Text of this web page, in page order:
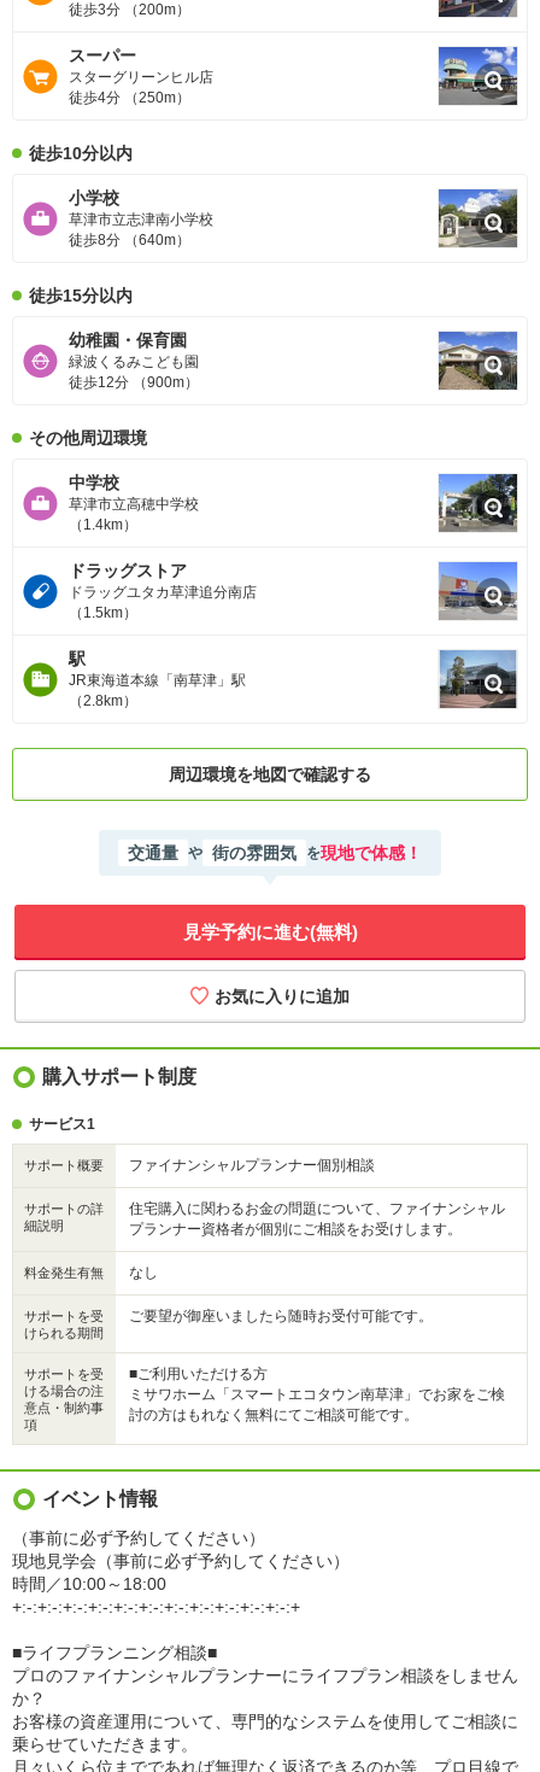
徒歩3分 （200m）
スーパー
スターグリーンヒル店
徒歩4分 （250m）
徒歩10分以内
小学校
草津市立志津南小学校
徒歩8分 （640m）
徒歩15分以内
幼稚園・保育園
緑波くるみこども園
徒歩12分 （900m）
その他周辺環境
中学校
草津市立高穂中学校
（1.4km）
ドラッグストア
ドラッグユタカ草津追分南店
（1.5km）
駅
JR東海道本線「南草津」駅
（2.8km）
周辺環境を地図で確認する
交通量 や 街の雰囲気 を現地で体感！
見学予約に進む(無料)
購入サポート制度
サービス1
サポート概要 ファイナンシャルプランナー個別相談
サポートの詳
細説明
住宅購入に関わるお金の問題について、ファイナンシャル
プランナー資格者が個別にご相談をお受けします。
料金発生有無 なし
サポートを受
けられる期間
ご要望が御座いましたら随時お受付可能です。
サポートを受
ける場合の注
意点・制約事
項
■ご利用いただける方
ミサワホーム「スマートエコタウン南草津」でお家をご検
討の方はもれなく無料にてご相談可能です。
イベント情報
（事前に必ず予約してください）
現地見学会（事前に必ず予約してください）
時間／10:00～18:00
+:-:+:-:+:-:+:-:+:-:+:-:+:-:+:-:+:-:+:-:+:-:+
■ライフプランニング相談■
プロのファイナンシャルプランナーにライフプラン相談をしません
か？
お客様の資産運用について、専門的なシステムを使用してご相談に
乗らせていただきます。
月々いくら位までであれば無理なく返済できるのか等、プロ目線で